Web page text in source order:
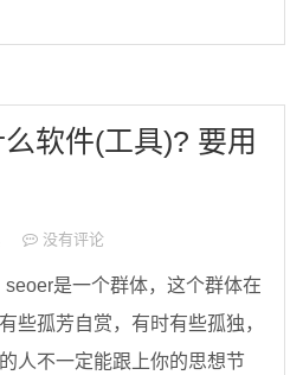
软件(工具)? 要用
没有评论
是一个群体，这个群体在
些孤芳自赏，有时有些孤独，
人不一定能跟上你的思想节